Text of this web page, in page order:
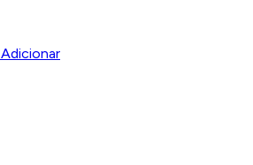
Adicionar